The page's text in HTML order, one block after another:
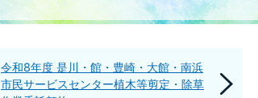
令和8年度 是川・館・豊崎・大館・南浜
市民サービスセンター植木等剪定・除草